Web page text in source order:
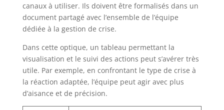
canaux à utiliser. Ils doivent être formalisés dans un
document partagé avec l’ensemble de l’équipe
dédiée à la gestion de crise.
Dans cette optique, un tableau permettant la
visualisation et le suivi des actions peut s’avérer très
utile. Par exemple, en confrontant le type de crise à
la réaction adaptée, l’équipe peut agir avec plus
d’aisance et de précision.